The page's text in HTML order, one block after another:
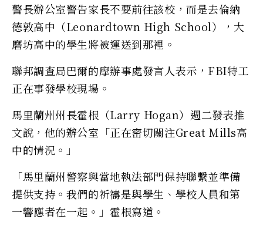
警長辦公室警告家長不要前往該校，而是去倫納
德敦高中（Leonardtown High School），大
磨坊高中的學生將被運送到那裡。
聯邦調查局巴爾的摩辦事處發言人表示，FBI特工
正在事發學校現場。
馬里蘭州州長霍根（Larry Hogan）週二發表推
文說，他的辦公室「正在密切關注Great Mills高
中的情況。」
「馬里蘭州警察與當地執法部門保持聯繫並準備
提供支持。我們的祈禱是與學生、學校人員和第
一響應者在一起。」霍根寫道。